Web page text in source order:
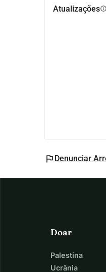
Atualizaçõesinfo
flag Denunciar
Doar
Palestina
Ucrânia